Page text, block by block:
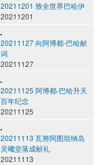
20211201 致全世界巴哈伊
20211201
20211127 向阿博都-巴哈献
词
20211127
20211125 阿博都-巴哈升天
百年纪念
20211125
20211113 瓦努阿图坦纳岛
灵曦堂落成献礼
20211113